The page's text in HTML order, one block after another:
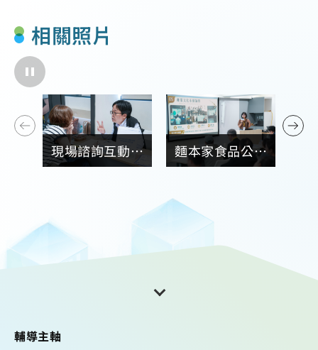
相關照片
麵本家食品公司
展現產業價值的
實踐成果。
經濟部整合產業
生持續注入發展
輔導主軸